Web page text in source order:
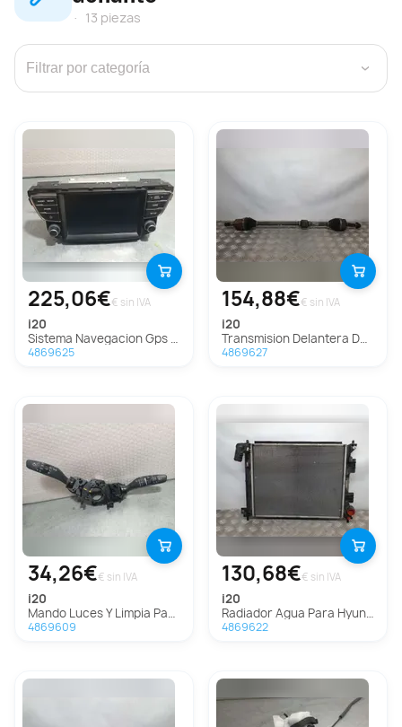
13 piezas
›
225,06€€ sin IVA
i20
Sistema Navegacion Gps Para Hyundai I20
4869625
154,88€€ sin IVA
i20
Transmision Delantera Derecha Para Hyundai I20
4869627
34,26€€ sin IVA
i20
Mando Luces Y Limpia Para Hyundai I20
4869609
130,68€€ sin IVA
i20
Radiador Agua Para Hyundai I20
4869622